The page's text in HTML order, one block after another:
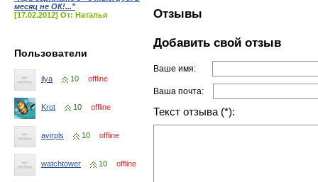
месяц не ОК!..."
[17.02.2012] От: Наталья
Пользователи
ilya 10 offline
Krot 10 offline
avirpls 10 offline
watchtower 10 offline
Отзывы
Добавить свой отзыв
Ваше имя:
Ваша почта:
Текст отзыва (*):